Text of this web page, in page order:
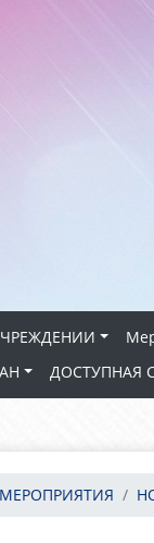
ДОСТУПНАЯ
МЕРОПРИЯТИЯ